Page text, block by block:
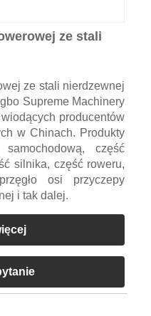
ze stali
ze stali nierdzewnej
Supreme Machinery
producentów
w Chinach. Produkty
część
silnika, część roweru,
osi przyczepy
i tak dalej.